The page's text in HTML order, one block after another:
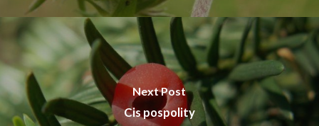
Next Post
Cis pospolity